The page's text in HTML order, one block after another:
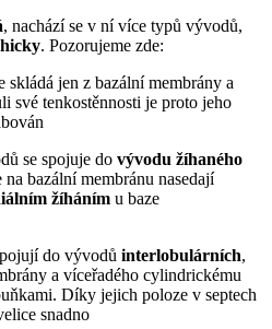
, nachází se v ní více typů vývodů,
. Pozorujeme zde:
skládá jen z bazální membrány a
své tenkostěnnosti je proto jeho
se spojuje do vývodu žíhaného
na bazální membránu nasedají
žíháním u baze
do vývodů interlobulárních,
a víceřadého cylindrickému
Díky jejich poloze v septech
snadno